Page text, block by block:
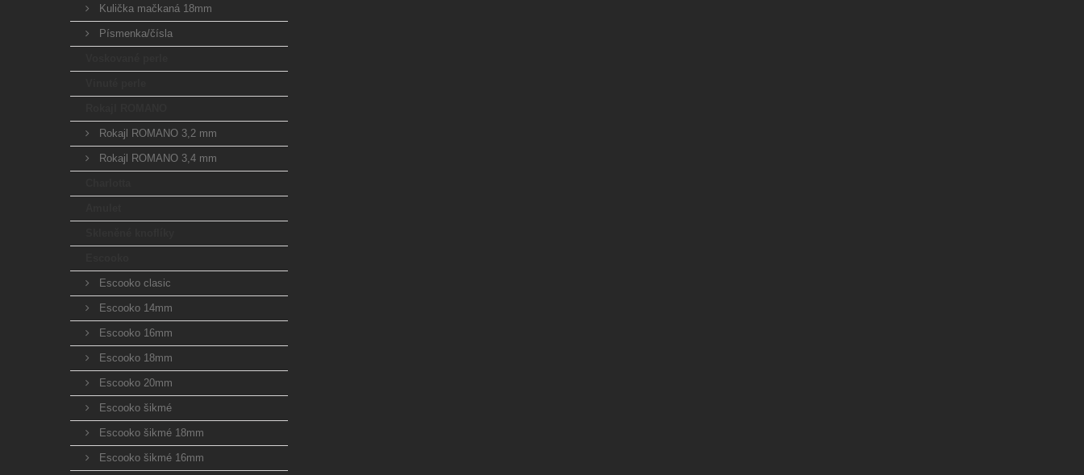
Kulička mačkaná 18mm
Písmenka/čísla
Rokajl ROMANO 3,2 mm
Rokajl ROMANO 3,4 mm
Escooko clasic
Escooko 14mm
Escooko 16mm
Escooko 18mm
Escooko 20mm
Escooko šikmé
Escooko šikmé 18mm
Escooko šikmé 16mm